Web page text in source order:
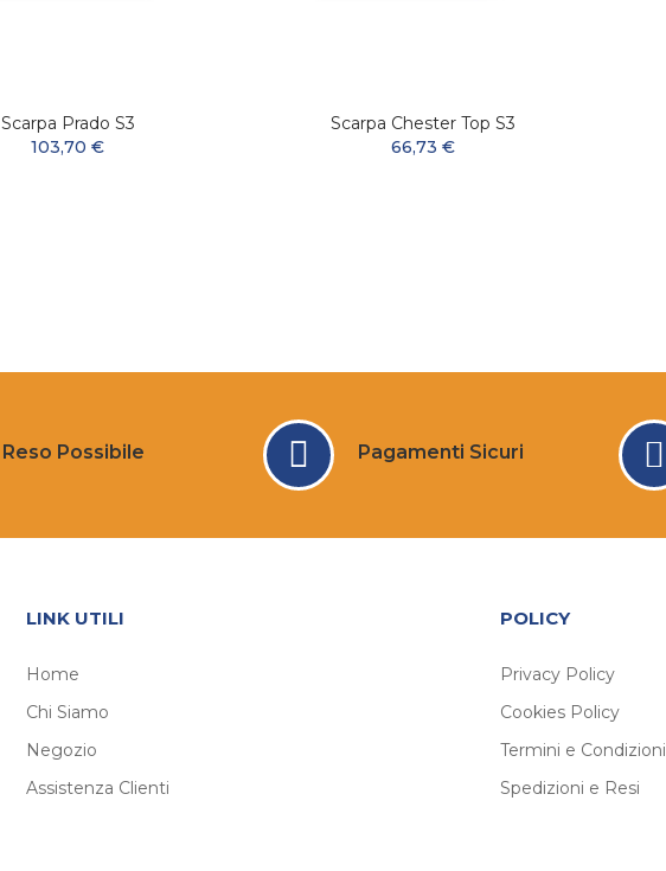
Scarpa Prado S3
103,70 €
Scarpa Chester Top S3
66,73 €
Reso Possibile Pagamenti Sicuri
LINK UTILI
Home
Chi Siamo
Negozio
Assistenza Clienti
POLICY
Privacy Policy
Cookies Policy
Termini e Condizioni
Spedizioni e Resi